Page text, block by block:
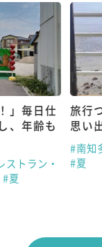
」毎日仕
、年齢も
ストラン・
#夏
旅行
思い
#南知
#夏